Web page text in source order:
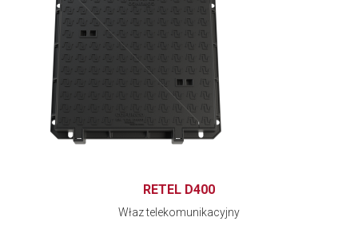
RETEL D400
Właz telekomunikacyjny